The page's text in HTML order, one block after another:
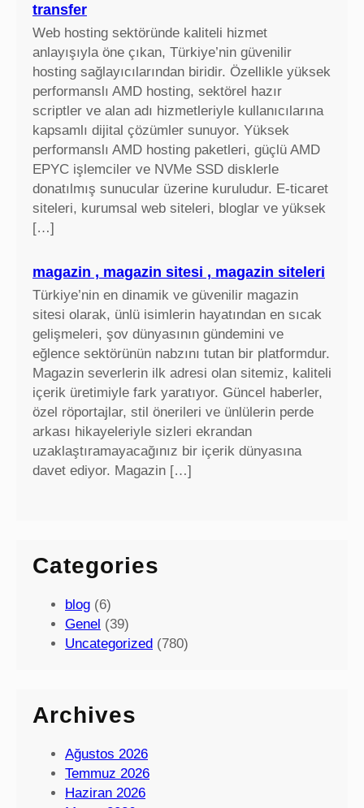
transfer
Web hosting sektöründe kaliteli hizmet
anlayışıyla öne çıkan, Türkiye’nin güvenilir
hosting sağlayıcılarından biridir. Özellikle yüksek
performanslı AMD hosting, sektörel hazır
scriptler ve alan adı hizmetleriyle kullanıcılarına
kapsamlı dijital çözümler sunuyor. Yüksek
performanslı AMD hosting paketleri, güçlü AMD
EPYC işlemciler ve NVMe SSD disklerle
donatılmış sunucular üzerine kuruludur. E-ticaret
siteleri, kurumsal web siteleri, bloglar ve yüksek
[…]
magazin , magazin sitesi , magazin siteleri
Türkiye’nin en dinamik ve güvenilir magazin
sitesi olarak, ünlü isimlerin hayatından en sıcak
gelişmeleri, şov dünyasının gündemini ve
eğlence sektörünün nabzını tutan bir platformdur.
Magazin severlerin ilk adresi olan sitemiz, kaliteli
içerik üretimiyle fark yaratıyor. Güncel haberler,
özel röportajlar, stil önerileri ve ünlülerin perde
arkası hikayeleriyle sizleri ekrandan
uzaklaştıramayacağınız bir içerik dünyasına
davet ediyor. Magazin […]
Categories
blog (6)
Genel (39)
Uncategorized (780)
Archives
Ağustos 2026
Temmuz 2026
Haziran 2026